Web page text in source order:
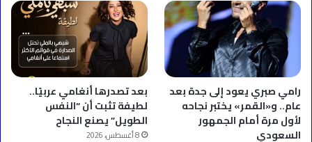
رامي صبري يعود إلى جدة بعد
عام.. و«القمر» يختبر نجاحه
لأول مرة أمام الجمهور
السعودي
بعد تصدرها أنغامي عربيًا..
لطيفة تثبت أن “النفس
الطويل” يصنع النجاح
8 أغسطس، 2026